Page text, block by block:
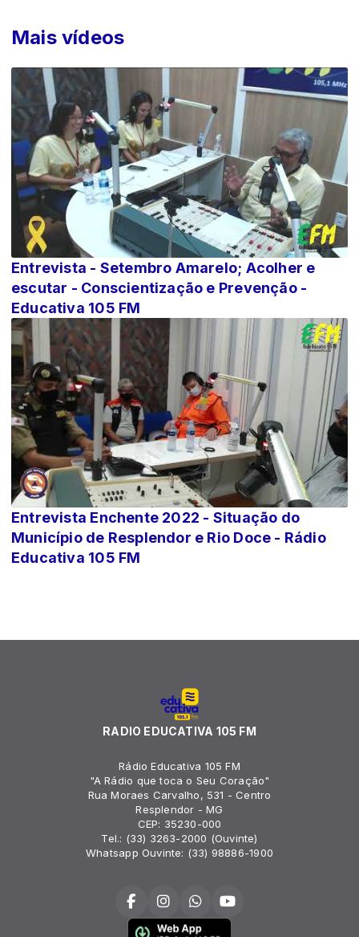
Mais vídeos
Entrevista - Setembro Amarelo; Acolher e
escutar - Conscientização e Prevenção -
Educativa 105 FM
Entrevista Enchente 2022 - Situação do
Município de Resplendor e Rio Doce - Rádio
Educativa 105 FM
RADIO EDUCATIVA 105 FM
Rádio Educativa 105 FM
"A Rádio que toca o Seu Coração"
Rua Moraes Carvalho, 531 - Centro
Resplendor - MG
CEP: 35230-000
Tel.: (33) 3263-2000 (Ouvinte)
Whatsapp Ouvinte: (33) 98886-1900